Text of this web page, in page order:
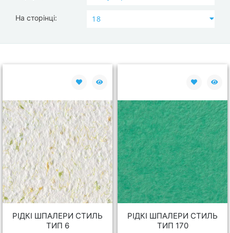
На сторінці:
РІДКІ ШПАЛЕРИ СТИЛЬ
ТИП 6
РІДКІ ШПАЛЕРИ СТИЛЬ
ТИП 170